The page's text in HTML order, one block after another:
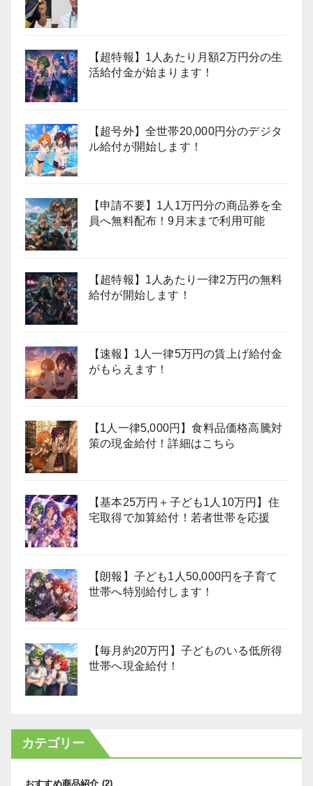
【超特報】1人あたり月額2万円分の生
活給付金が始まります！
【超号外】全世帯20,000円分のデジタ
ル給付が開始します！
【申請不要】1人1万円分の商品券を全
員へ無料配布！9月末まで利用可能
【超特報】1人あたり一律2万円の無料
給付が開始します！
【速報】1人一律5万円の賃上げ給付金
がもらえます！
【1人一律5,000円】食料品価格高騰対
策の現金給付！詳細はこちら
【基本25万円＋子ども1人10万円】住
宅取得で加算給付！若者世帯を応援
【朗報】子ども1人50,000円を子育て
世帯へ特別給付します！
【毎月約20万円】子どものいる低所得
世帯へ現金給付！
カテゴリー
おすすめ商品紹介 (2)